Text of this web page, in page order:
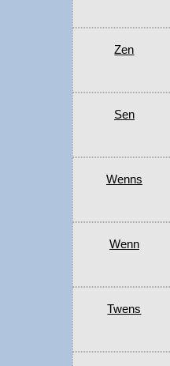
Zen
Sen
Wenns
Wenn
Twens